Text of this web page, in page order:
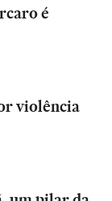
é
violência